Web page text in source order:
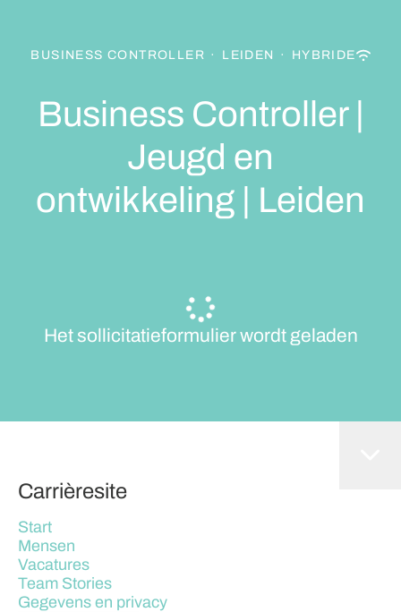
BUSINESS CONTROLLER · LEIDEN · HYBRIDE
Business Controller |
Jeugd en
ontwikkeling | Leiden
Het sollicitatieformulier wordt geladen
Carrièresite
Start
Mensen
Vacatures
Team Stories
Gegevens en privacy